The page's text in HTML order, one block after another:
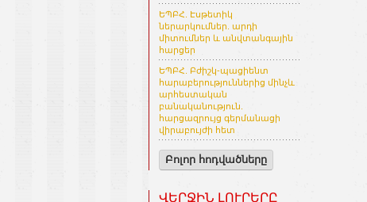
ԵՊԲՀ. Էսթետիկ
ներարկումներ. արդի
միտումներ և անվտանգային
հարցեր
ԵՊԲՀ. Բժիշկ-պացիենտ
հարաբերություններից մինչև
արհեստական
բանականություն.
հարցազրույց գերմանացի
վիրաբույժի հետ
Բոլոր հոդվածները
ՎԵՐՋԻՆ ԼՈՒՐԵՐԸ